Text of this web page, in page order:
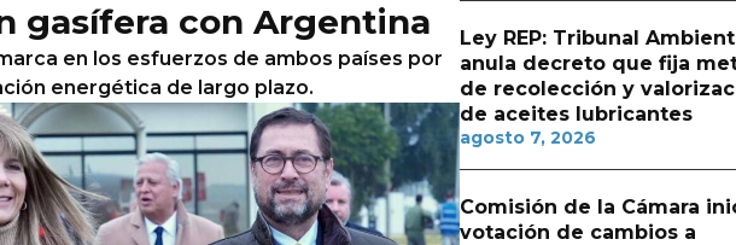
gasífera con Argentina
en los esfuerzos de ambos países por
energética de largo plazo.
Ley REP: Tribunal
anula decreto que fija
de recolección y
de aceites lubricantes
agosto 7, 2026
Comisión de la Cámara
votación de cambios a